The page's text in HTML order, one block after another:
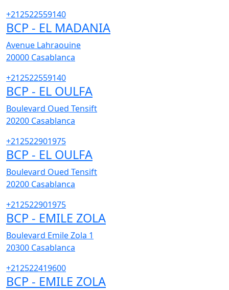
+212522559140
BCP - EL MADANIA
Avenue Lahraouine
20000 Casablanca
+212522559140
BCP - EL OULFA
Boulevard Oued Tensift
20200 Casablanca
+212522901975
BCP - EL OULFA
Boulevard Oued Tensift
20200 Casablanca
+212522901975
BCP - EMILE ZOLA
Boulevard Emile Zola 1
20300 Casablanca
+212522419600
BCP - EMILE ZOLA